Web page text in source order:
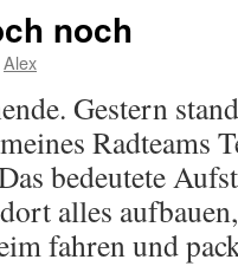
noch
Alex
Gestern
Radteams
bedeutete
alles
fahren und